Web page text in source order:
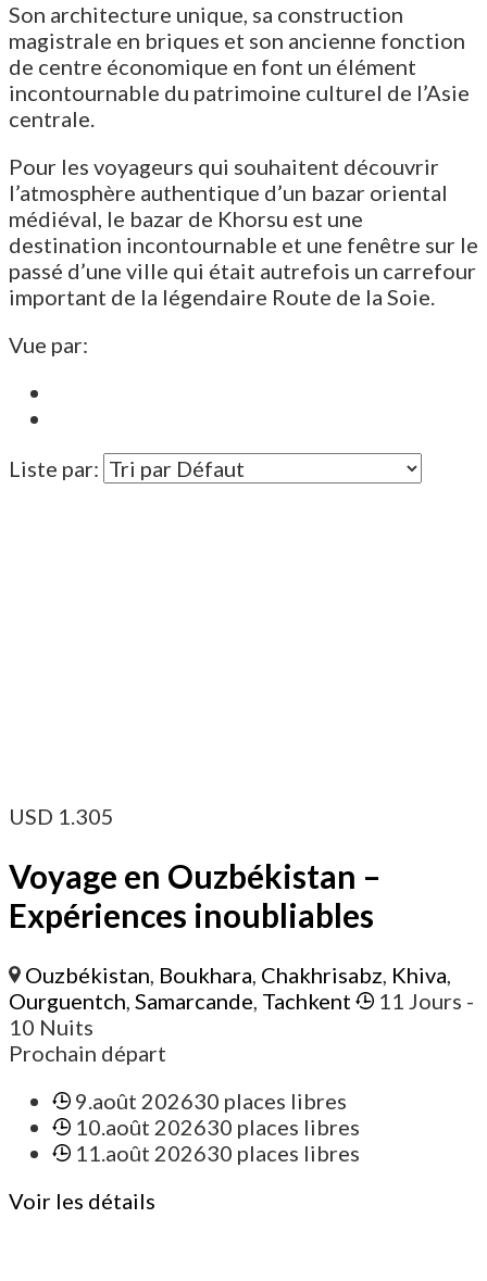
Son architecture unique, sa construction
magistrale en briques et son ancienne fonction
de centre économique en font un élément
incontournable du patrimoine culturel de l’Asie
centrale.
Pour les voyageurs qui souhaitent découvrir
l’atmosphère authentique d’un bazar oriental
médiéval, le bazar de Khorsu est une
destination incontournable et une fenêtre sur le
passé d’une ville qui était autrefois un carrefour
important de la légendaire Route de la Soie.
Vue par:
Liste par:
USD 1.305
Voyage en Ouzbékistan –
Expériences inoubliables
Ouzbékistan, Boukhara, Chakhrisabz, Khiva,
Ourguentch, Samarcande, Tachkent 11 Jours -
10 Nuits
Prochain départ
9.août 202630 places libres
10.août 202630 places libres
11.août 202630 places libres
Voir les détails